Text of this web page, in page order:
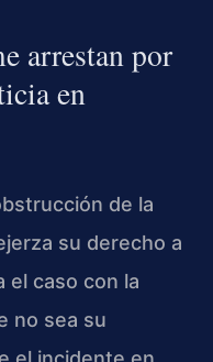
arrestan por
en
de la
su derecho a
el caso con la
no sea su